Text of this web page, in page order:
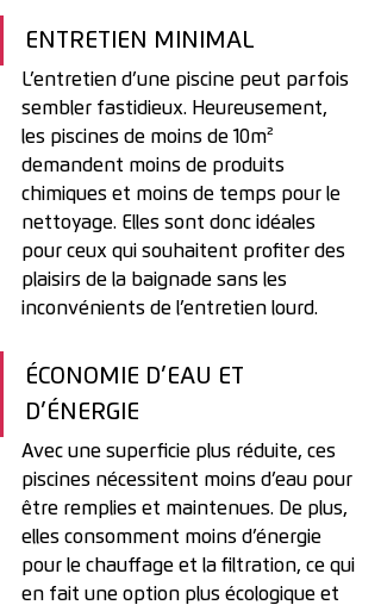
ENTRETIEN MINIMAL
L’entretien d’une piscine peut parfois
sembler fastidieux. Heureusement,
les piscines de moins de 10m²
demandent moins de produits
chimiques et moins de temps pour le
nettoyage. Elles sont donc idéales
pour ceux qui souhaitent profiter des
plaisirs de la baignade sans les
inconvénients de l’entretien lourd.
ÉCONOMIE D’EAU ET
D’ÉNERGIE
Avec une superficie plus réduite, ces
piscines nécessitent moins d’eau pour
être remplies et maintenues. De plus,
elles consomment moins d’énergie
pour le chauffage et la filtration, ce qui
en fait une option plus écologique et